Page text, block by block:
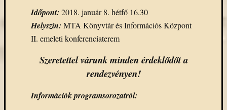
Időpont: 2018. január 8. hétfő 16.30
Helyszín: MTA Könyvtár és Információs Központ
II. emeleti konferenciaterem
Szeretettel várunk minden érdeklődőt a
rendezvényen!
Információk programsorozatról: